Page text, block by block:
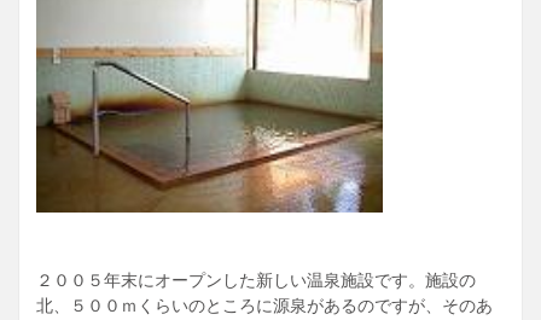
２００５年末にオープンした新しい温泉施設です。施設の
北、５００ｍくらいのところに源泉があるのですが、そのあ